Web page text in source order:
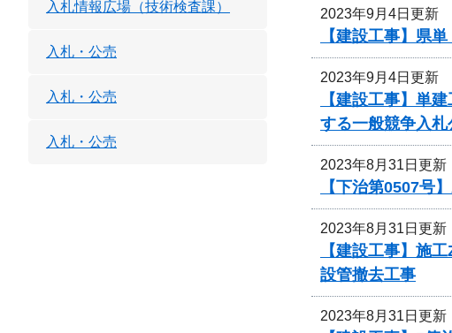
2023年9月4日更新
【建設工事】県
2023年9月4日更新
【建設工事】単
する一般競争入札
2023年8月31日更新
【下治第0507
2023年8月31日更新
【建設工事】施
設管撤去工事
2023年8月31日更新
入札情報広場（技術検査課）
入札・公売
入札・公売
入札・公売